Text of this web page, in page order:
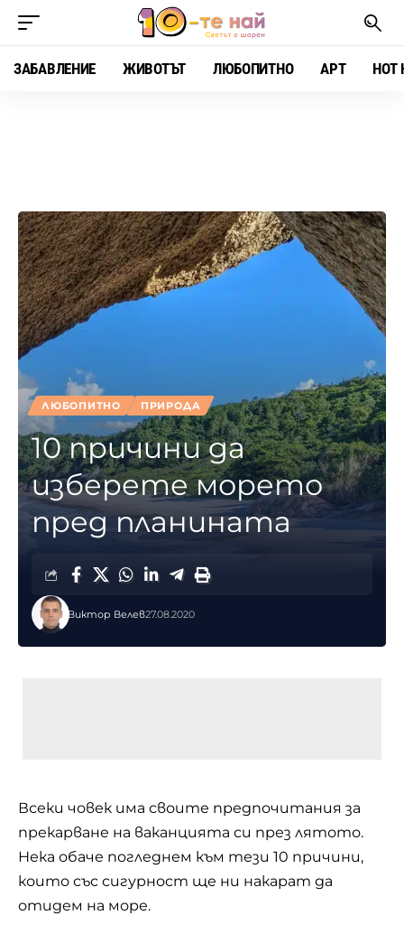
ЗАБАВЛЕНИЕ ЖИВОТЪТ ЛЮБОПИТНО АРТ HOT
ЛЮБОПИТНО ПРИРОДА
10 причини да
изберете морето
пред планината
Виктор Велев27.08.2020
Всеки човек има своите предпочитания за
прекарване на ваканцията си през лятото.
Нека обаче погледнем към тези 10 причини,
които със сигурност ще ни накарат да
отидем на море.